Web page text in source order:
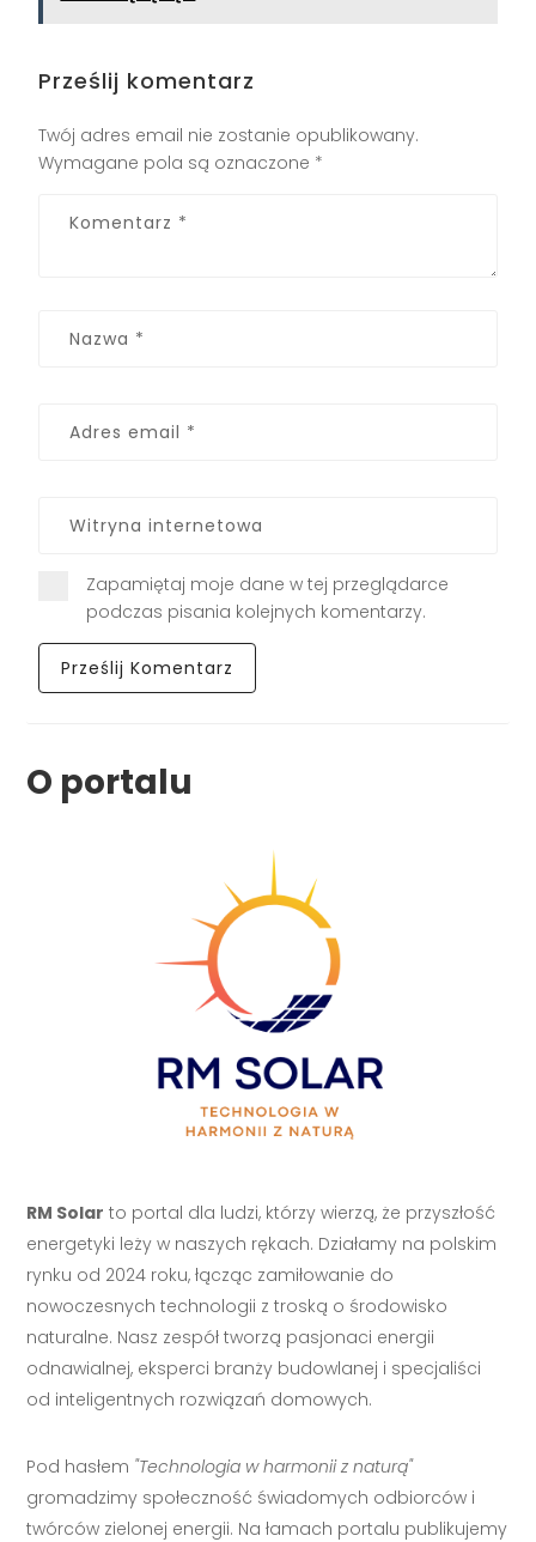
Prześlij komentarz
Twój adres email nie zostanie opublikowany.
Wymagane pola są oznaczone *
Zapamiętaj moje dane w tej przeglądarce
podczas pisania kolejnych komentarzy.
O portalu
RM Solar to portal dla ludzi, którzy wierzą, że przyszłość
energetyki leży w naszych rękach. Działamy na polskim
rynku od 2024 roku, łącząc zamiłowanie do
nowoczesnych technologii z troską o środowisko
naturalne. Nasz zespół tworzą pasjonaci energii
odnawialnej, eksperci branży budowlanej i specjaliści
od inteligentnych rozwiązań domowych.
Pod hasłem "Technologia w harmonii z naturą"
gromadzimy społeczność świadomych odbiorców i
twórców zielonej energii. Na łamach portalu publikujemy